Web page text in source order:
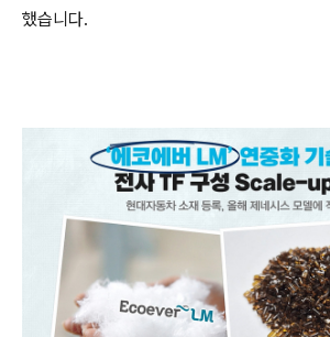
했습니다.